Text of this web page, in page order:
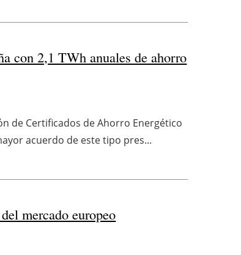
con 2,1 TWh anuales de ahorro
de Certificados de Ahorro Energético
acuerdo de este tipo pres...
mercado europeo